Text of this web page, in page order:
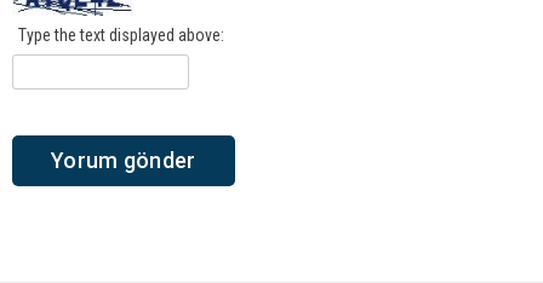
Type the text displayed above: